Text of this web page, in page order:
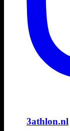
3athlon.nl